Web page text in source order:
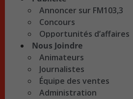
Annoncer sur FM103,3
Concours
Opportunités d’affaires
Nous Joindre
Animateurs
Journalistes
Équipe des ventes
Administration